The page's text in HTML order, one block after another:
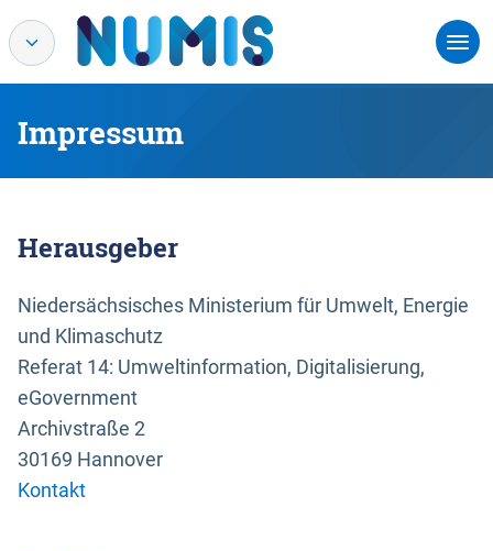
Impressum
Herausgeber
Niedersächsisches Ministerium für Umwelt, Energie
und Klimaschutz
Referat 14: Umweltinformation, Digitalisierung,
eGovernment
Archivstraße 2
30169 Hannover
Kontakt